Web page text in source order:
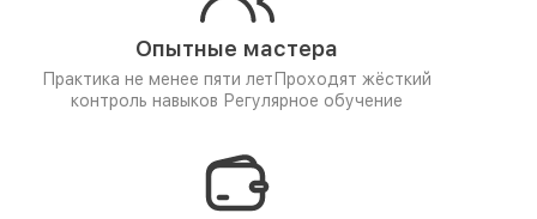
Опытные мастера
Практика не менее пяти лет Проходят жёсткий
контроль навыков Регулярное обучение